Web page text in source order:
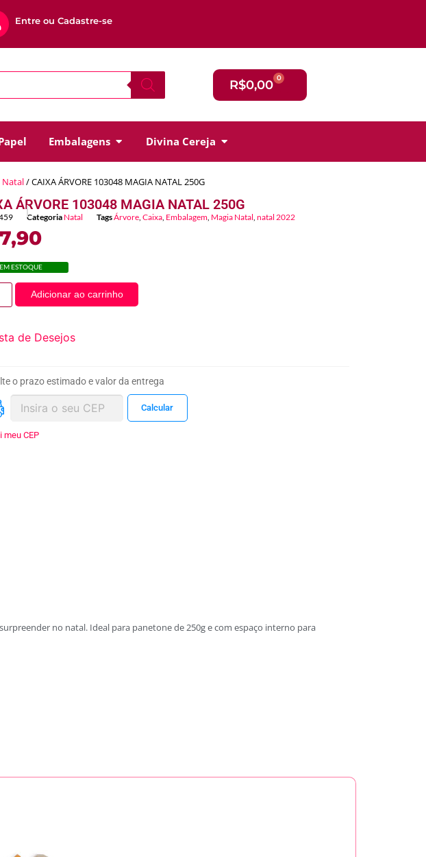
Entre ou Cadastre-se
R$0,00 0
Embalagens Divina Cereja
Natal/ CAIXA ÁRVORE 103048 MAGIA NATAL 250G
ÁRVORE 103048 MAGIA NATAL 250G
Categoria Natal TagsÁrvore Caixa Embalagem Magia Natal natal 2022
7,90
EM ESTOQUE
Adicionar ao carrinho
de Desejos
o prazo estimado e valor da entrega
meu CEP
no natal. Ideal para panetone de 250g e com espaço interno para